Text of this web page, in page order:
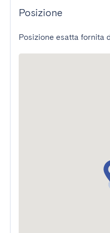
Posizione
Posizione esatta fornita